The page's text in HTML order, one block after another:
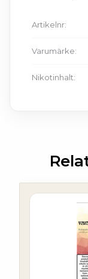
Artikelnr:
Varumärke:
Nikotinhalt: